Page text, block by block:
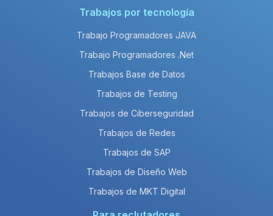
Trabajos por tecnología
Trabajo Programadores JAVA
Trabajo Programadores .Net
Trabajos Base de Datos
Trabajos de Testing
Trabajos de Ciberseguridad
Trabajos de Redes
Trabajos de SAP
Trabajos de Diseño Web
Trabajos de MKT Digital